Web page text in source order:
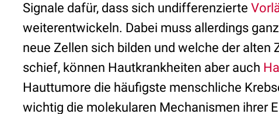
Signale dafür, dass sich undifferenzierte
weiterentwickeln. Dabei muss allerdings
neue Zellen sich bilden und welche der
schief, können Hautkrankheiten aber auch
Hauttumore die häufigste menschliche
wichtig die molekularen Mechanismen ihrer